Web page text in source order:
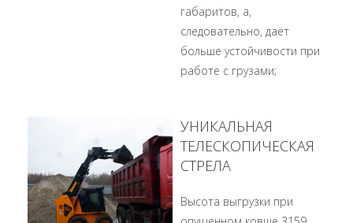
габаритов, а,
следовательно, даёт
больше устойчивости при
работе с грузами;
УНИКАЛЬНАЯ
ТЕЛЕСКОПИЧЕСКАЯ
СТРЕЛА
Высота выгрузки при